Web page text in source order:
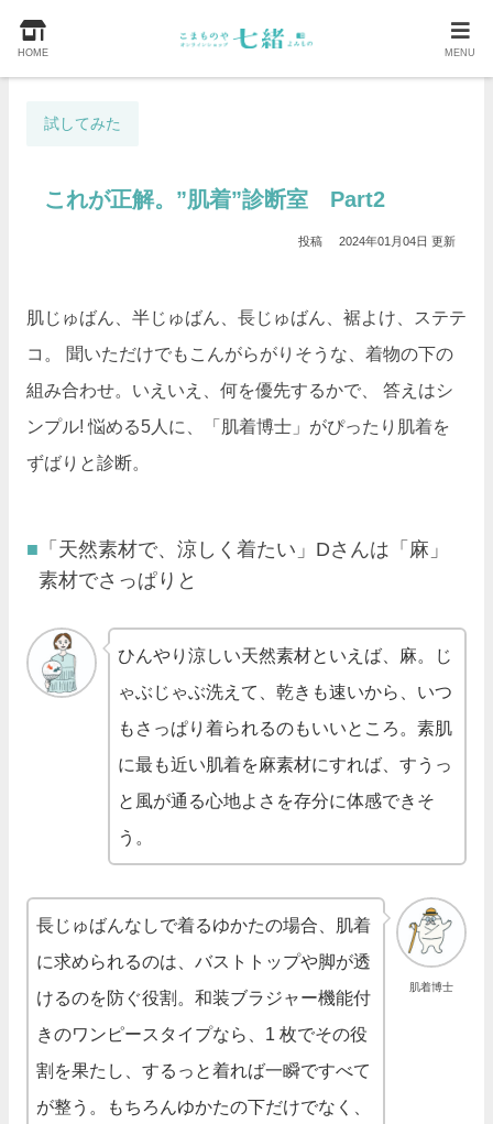
試してみた
これが正解。”肌着”診断室 Part2
2024年01月04日
肌じゅばん、半じゅばん、長じゅばん、裾よけ、ステテ
コ。 聞いただけでもこんがらがりそうな、着物の下の
組み合わせ。いえいえ、何を優先するかで、 答えはシ
ンプル! 悩める5人に、「肌着博士」がぴったり肌着を
ずばりと診断。
「天然素材で、涼しく着たい」Dさんは「麻」
素材でさっぱりと
ひんやり涼しい天然素材といえば、麻。じ
ゃぶじゃぶ洗えて、乾きも速いから、いつ
もさっぱり着られるのもいいところ。素肌
に最も近い肌着を麻素材にすれば、すうっ
と風が通る心地よさを存分に体感できそ
う。
肌着博士
長じゅばんなしで着るゆかたの場合、肌着
に求められるのは、バストトップや脚が透
けるのを防ぐ役割。和装ブラジャー機能付
きのワンピースタイプなら、1 枚でその役
割を果たし、するっと着れば一瞬ですべて
が整う。もちろんゆかたの下だけでなく、
HOME MENU